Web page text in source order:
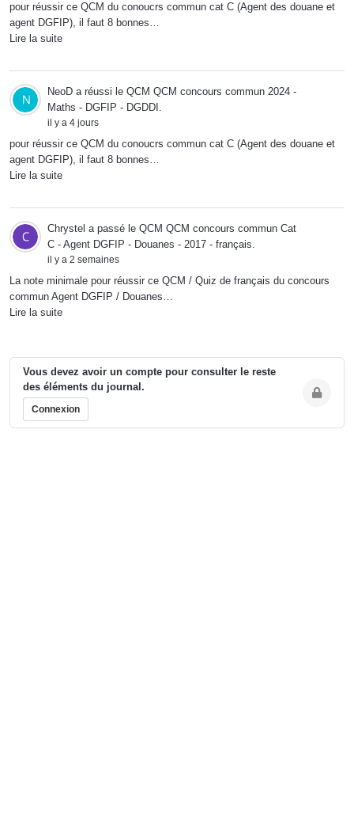
pour réussir ce QCM du conoucrs commun cat C (Agent des douane et
agent DGFIP), il faut 8 bonnes…
Lire la suite
NeoD a réussi le QCM QCM concours commun 2024 -
Maths - DGFIP - DGDDI .
il y a 4 jours
pour réussir ce QCM du conoucrs commun cat C (Agent des douane et
agent DGFIP), il faut 8 bonnes…
Lire la suite
Chrystel a passé le QCM QCM concours commun Cat
C - Agent DGFIP - Douanes - 2017 - français.
il y a 2 semaines
La note minimale pour réussir ce QCM / Quiz de français du concours
commun Agent DGFIP / Douanes…
Lire la suite
Vous devez avoir un compte pour consulter le reste
des éléments du journal.
Connexion